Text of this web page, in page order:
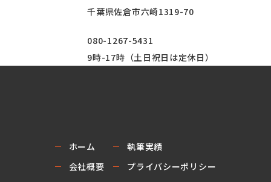
千葉県佐倉市六崎1319-70
080-1267-5431
9時-17時（土日祝日は定休日）
ホーム
会社概要
執筆実績
プライバシーポリシー